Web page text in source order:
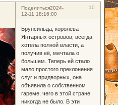
Поделиться 10
2024-
12-11 18:16:00
Брунсильда, королева
Янтарных островов, всегда
хотела полной власти, а
получив её, мечтала о
большем. Теперь ей стало
мало простого преклонения
слуг и придворных, она
объявила о собственном
гареме, чего в этой стране
никогда не было. В эти